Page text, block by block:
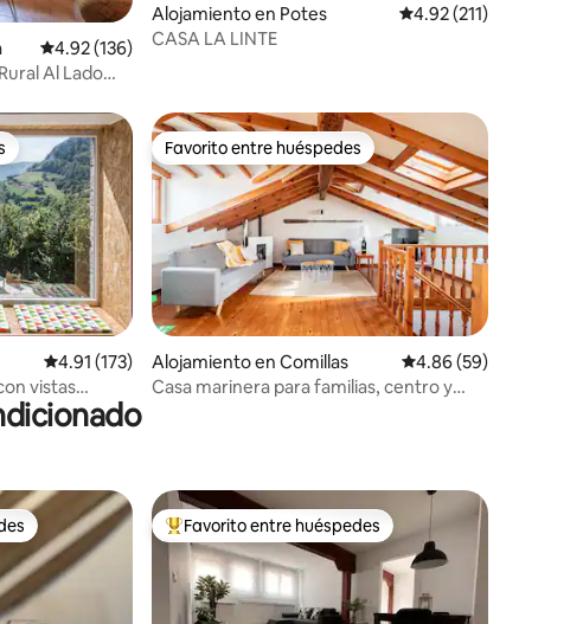
Calificación promedio: 4.92 de 5, 136 reseñas
4.92 (136)
Al Lado
Alojamiento en Potes Calificación promedio:
4.92 (211)
CASA LA LINTE
Calificación promedio: 4.91 de 5, 173 reseñas
4.91 (173)
vistas
Favorito entre huéspedes
Favorito entre huéspedes
Alojamiento en Comillas Calificación
4.86 (59)
Casa marinera para familias, centro y
preferido Favorito entre huéspedes preferido
Favorito entre huéspedes